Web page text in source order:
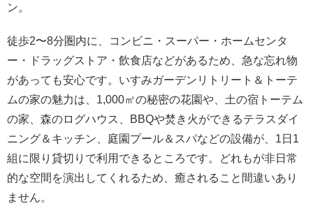
ン。
徒歩2〜8分圏内に、コンビニ・スーパー・ホームセンタ
ー・ドラッグストア・飲食店などがあるため、急な忘れ物
があっても安心です。いすみガーデンリトリート＆トーテ
ムの家の魅力は、1,000㎡の秘密の花園や、土の宿トーテム
の家、森のログハウス、BBQや焚き火ができるテラスダイ
ニング＆キッチン、庭園プール＆スパなどの設備が、1日1
組に限り貸切りで利用できるところです。どれもが非日常
的な空間を演出してくれるため、癒されること間違いあり
ません。